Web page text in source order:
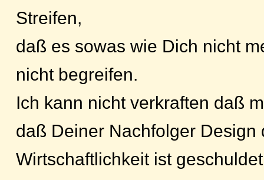
Streifen,
daß es sowas wie Dich nicht
nicht begreifen.
Ich kann nicht verkraften daß
daß Deiner Nachfolger Design
Wirtschaftlichkeit ist